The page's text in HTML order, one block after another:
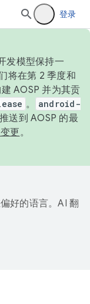
登录
发模型保持一
将在第 2 季度和
AOSP 并为其贡
。
android-
送到 AOSP 的最
更。
好的语言。AI 翻